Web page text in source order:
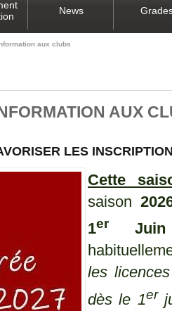
News
aux clubs
AUX
LES
Cette
saison
1er Juin
les
dès le 1er